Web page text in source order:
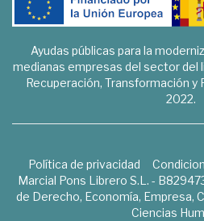
Ayudas públicas para la
medianas empresas del sector del
Recuperación, Transformación y
2022.
Política de privacidad
Marcial Pons Librero S.L. -
de Derecho, Economía, Empresa,
Ciencias